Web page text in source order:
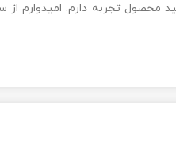
محصول تجربه دارم. امیدوارم